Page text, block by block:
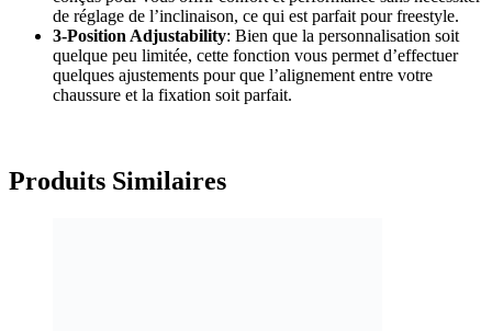
de réglage de l’inclinaison, ce qui est parfait pour freestyle.
3-Position Adjustability: Bien que la personnalisation soit
quelque peu limitée, cette fonction vous permet d’effectuer
quelques ajustements pour que l’alignement entre votre
chaussure et la fixation soit parfait.
Produits Similaires